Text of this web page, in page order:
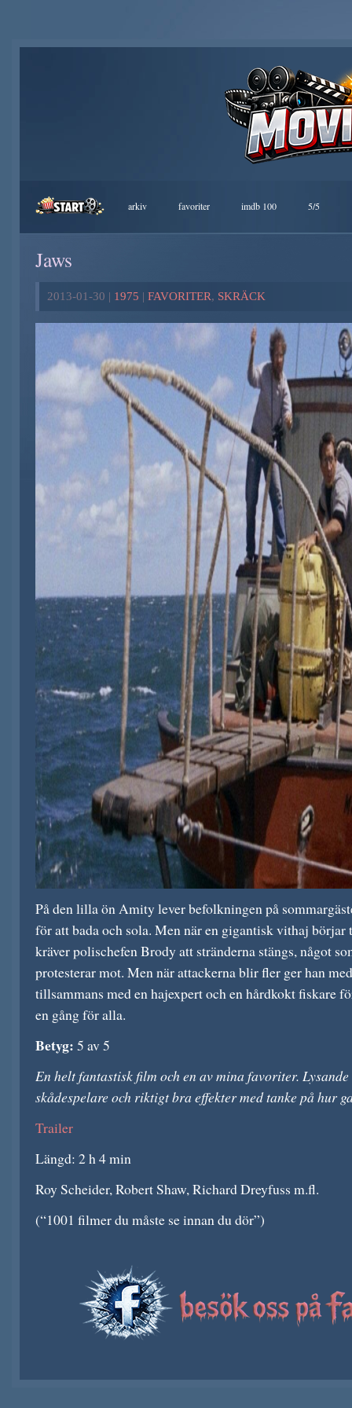
arkiv favoriter imdb 100 5/5
Jaws
2013-01-30 | 1975 | FAVORITER, SKRÄCK
På den lilla ön Amity lever befolkningen på
för att bada och sola. Men när en gigantisk vithaj börjar
kräver polischefen Brody att stränderna stängs, något
protesterar mot. Men när attackerna blir fler ger han
tillsammans med en hajexpert och en hårdkokt fiskare
en gång för alla.
Betyg: 5 av 5
En helt fantastisk film och en av mina favoriter.
skådespelare och riktigt bra effekter med tanke på hur
Trailer
Längd: 2 h 4 min
Roy Scheider, Robert Shaw, Richard Dreyfuss m.fl.
(“1001 filmer du måste se innan du dör”)